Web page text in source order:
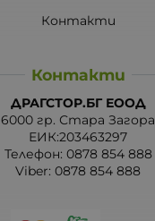
Контакти
Контакти
ДРАГСТОР.БГ ЕООД
6000 гр. Стара Загора
ЕИК:203463297
Телефон: 0878 854 888
Viber: 0878 854 888